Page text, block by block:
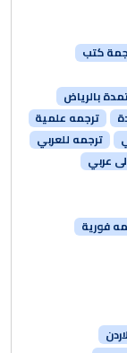
كتب
بالرياض
ترجمه علمية
ترجمه للعربي
عربي
فورية